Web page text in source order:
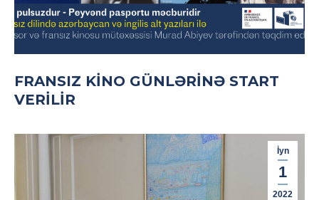
FRANSIZ KİNO GÜNLƏRİNƏ START
VERİLİR
İyn
1
2022